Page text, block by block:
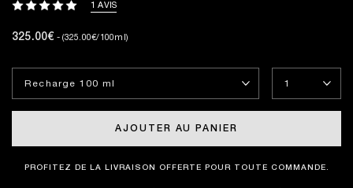
1 AVIS
325.00€ - (325.00€/100ml)
AJOUTER AU PANIER
PROFITEZ DE LA LIVRAISON OFFERTE POUR TOUTE COMMANDE.